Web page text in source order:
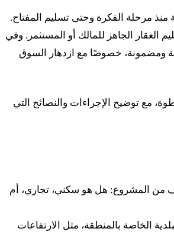
منذ مرحلة الفكرة وحتى تسليم المفتاح.
العقار الجاهز للمالك أو المستثمر. وفي
ومضمونة، خصوصًا مع ازدهار السوق
مع توضيح الإجراءات والنصائح التي
من المشروع: هل هو سكني، تجاري، أم
الخاصة بالمنطقة، مثل الارتفاعات